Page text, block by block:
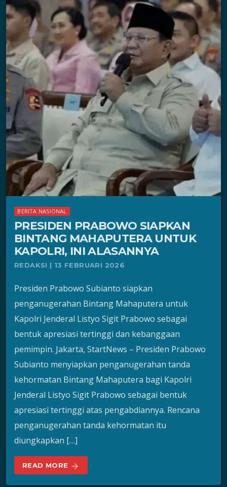
BERITA NASIONAL
PRESIDEN PRABOWO SIAPKAN
BINTANG MAHAPUTERA UNTUK
KAPOLRI, INI ALASANNYA
REDAKSI | 13 FEBRUARI 2026
Presiden Prabowo Subianto siapkan
penganugerahan Bintang Mahaputera untuk
Kapolri Jenderal Listyo Sigit Prabowo sebagai
bentuk apresiasi tertinggi dan kebanggaan
pemimpin. Jakarta, StartNews – Presiden Prabowo
Subianto menyiapkan penganugerahan tanda
kehormatan Bintang Mahaputera bagi Kapolri
Jenderal Listyo Sigit Prabowo sebagai bentuk
apresiasi tertinggi atas pengabdiannya. Rencana
penganugerahan tanda kehormatan itu
diungkapkan […]
READ MORE arrow_forward